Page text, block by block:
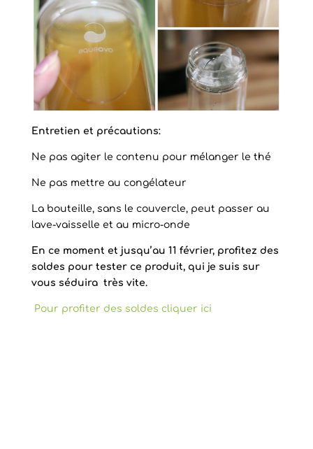
Entretien et précautions:
Ne pas agiter le contenu pour mélanger le thé
Ne pas mettre au congélateur
La bouteille, sans le couvercle, peut passer au
lave-vaisselle et au micro-onde
En ce moment et jusqu’au 11 février, profitez des
soldes pour tester ce produit, qui je suis sur
vous séduira très vite.
Pour profiter des soldes cliquer ici